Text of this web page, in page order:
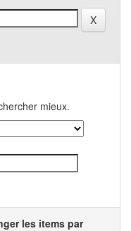
mieux.
les items par